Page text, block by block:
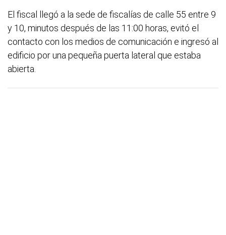
El fiscal llegó a la sede de fiscalías de calle 55 entre 9
y 10, minutos después de las 11:00 horas, evitó el
contacto con los medios de comunicación e ingresó al
edificio por una pequeña puerta lateral que estaba
abierta.